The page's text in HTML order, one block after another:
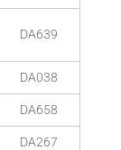
DA639
DA038
DA658
DA267